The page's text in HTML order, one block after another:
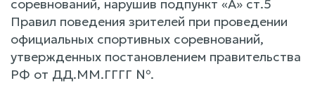
соревнований, нарушив подпункт «А» ст.5
Правил поведения зрителей при проведении
официальных спортивных соревнований,
утвержденных постановлением правительства
РФ от ДД.ММ.ГГГГ №.